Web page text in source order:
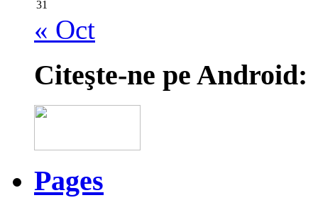
31
« Oct
Citeşte-ne pe Android:
Pages